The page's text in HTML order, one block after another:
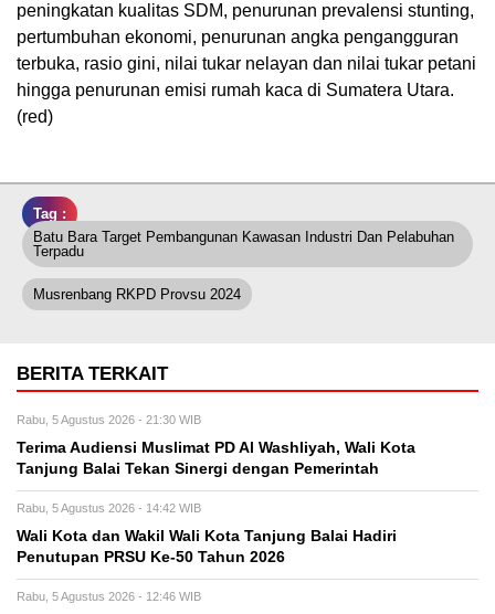
peningkatan kualitas SDM, penurunan prevalensi stunting,
pertumbuhan ekonomi, penurunan angka pengangguran
terbuka, rasio gini, nilai tukar nelayan dan nilai tukar petani
hingga penurunan emisi rumah kaca di Sumatera Utara.
(red)
Tag :
Batu Bara Target Pembangunan Kawasan Industri Dan Pelabuhan
Terpadu
Musrenbang RKPD Provsu 2024
BERITA TERKAIT
Rabu, 5 Agustus 2026 - 21:30 WIB
Terima Audiensi Muslimat PD Al Washliyah, Wali Kota
Tanjung Balai Tekan Sinergi dengan Pemerintah
Rabu, 5 Agustus 2026 - 14:42 WIB
Wali Kota dan Wakil Wali Kota Tanjung Balai Hadiri
Penutupan PRSU Ke-50 Tahun 2026
Rabu, 5 Agustus 2026 - 12:46 WIB